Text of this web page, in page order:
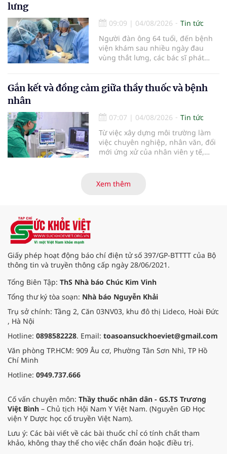
tiêu hóa - gan mật vừa diễn ra
ngày 1/8 tại Bệnh viện Đại học
quốc tế Hồng Bàng.
lưng
09:09 | 04/08/2026
Tin tức
Người đàn ông 64 tuổi, đến bệnh
viện khám sau nhiều ngày đau
vùng thắt lưng, các bác sĩ phát
biểu mô tế bào thận. Với khối u còn
ở giai đoạn sớm, người bệnh được
bằng phẫu thuật robot thay vì phải
cắt bỏ toàn bộ quả thận như trước
đây.
Gắn kết và đồng cảm giữa thầy thuốc và bệnh
nhân
07:07 | 04/08/2026
Tin tức
Từ việc xây dựng môi trường làm
việc chuyên nghiệp, nhân văn, đổi
mới ứng xử của nhân viên y tế,
đồng cảm, gắn kết cao giữa thầy
thuốc với bệnh nhân.
Xem thêm
Giấy phép hoạt động báo chí điện tử số 397/GP-BTTTT của Bộ
thông tin và truyền thông cấp ngày 28/06/2021.
Tổng Biên Tập: ThS Nhà báo Chúc Kim Vinh
Tổng thư ký tòa soạn: Nhà báo Nguyễn Khải
Trụ sở chính: Tầng 2, Căn 03NV03, khu đô thị Lideco, Hoài Đức
, Hà Nội
Hotline: 0898582228. Email: toasoansuckhoeviet@gmail.com
Văn phòng TP.HCM: 909 Âu cơ, Phường Tân Sơn Nhì, TP Hồ
Chí Minh
Hotline: 0949.737.666
Cố vấn chuyên môn: Thầy thuốc nhân dân - GS.TS Trương
Việt Bình – Chủ tịch Hội Nam Y Việt Nam. (Nguyên GĐ Học
viện Y Dược học cổ truyền Việt Nam).
Lưu ý: Các bài viết về các bài thuốc chỉ có tính chất tham
khảo, không thay thế cho việc chẩn đoán hoặc điều trị.